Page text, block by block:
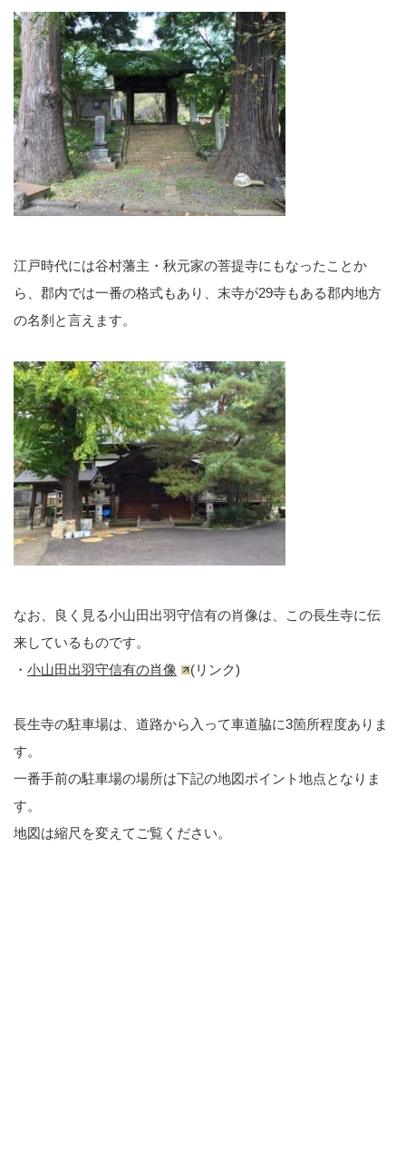
江戸時代には谷村藩主・秋元家の菩提寺にもなったことか
ら、郡内では一番の格式もあり、末寺が29寺もある郡内地方
の名刹と言えます。
なお、良く見る小山田出羽守信有の肖像は、この長生寺に伝
来しているものです。
・ 小山田出羽守信有の肖像 (リンク)
長生寺の駐車場は、道路から入って車道脇に3箇所程度ありま
す。
一番手前の駐車場の場所は下記の地図ポイント地点となりま
す。
地図は縮尺を変えてご覧ください。